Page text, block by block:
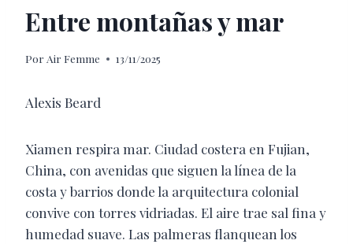
Entre montañas y mar
Por Air Femme 13/11/2025
Alexis Beard
Xiamen respira mar. Ciudad costera en Fujian,
China, con avenidas que siguen la línea de la
costa y barrios donde la arquitectura colonial
convive con torres vidriadas. El aire trae sal fina y
humedad suave. Las palmeras flanquean los